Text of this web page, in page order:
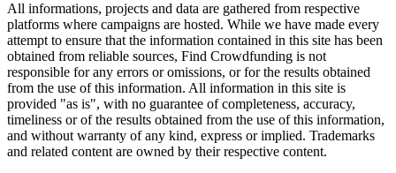
All informations, projects and data are gathered from respective
platforms where campaigns are hosted. While we have made every
attempt to ensure that the information contained in this site has been
obtained from reliable sources, Find Crowdfunding is not
responsible for any errors or omissions, or for the results obtained
from the use of this information. All information in this site is
provided "as is", with no guarantee of completeness, accuracy,
timeliness or of the results obtained from the use of this information,
and without warranty of any kind, express or implied. Trademarks
and related content are owned by their respective content.